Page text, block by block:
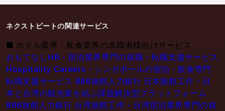
ネクストビートの関連サービス
■ ホテル業界・飲食業界の求職者様向けサービス
おもてなしHR - 宿泊業界専門の就職・転職支援サービス
Hospitality Careers - シンガポールの宿泊・飲食専門
転職支援サービス 886旅館人力銀行 日本旅館工作 - 日
本と台湾の観光業を結ぶ課題解決型プラットフォーム
886旅館人力銀行 台湾旅館工作 - 台湾宿泊業界専門の就